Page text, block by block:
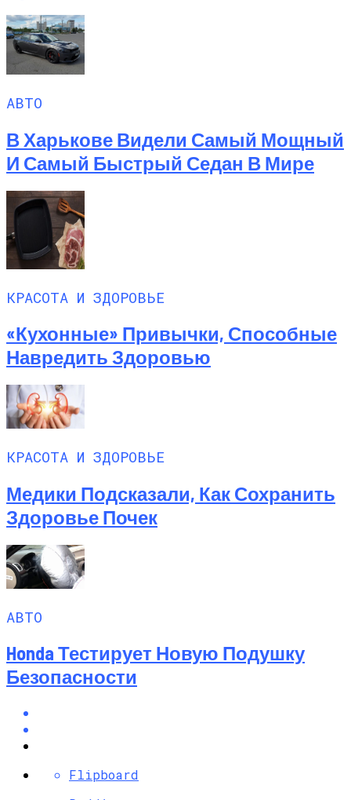
АВТО
В Харькове Видели Самый Мощный
И Самый Быстрый Седан В Мире
КРАСОТА И ЗДОРОВЬЕ
«Кухонные» Привычки, Способные
Навредить Здоровью
КРАСОТА И ЗДОРОВЬЕ
Медики Подсказали, Как Сохранить
Здоровье Почек
АВТО
Honda Тестирует Новую Подушку
Безопасности
Flipboard